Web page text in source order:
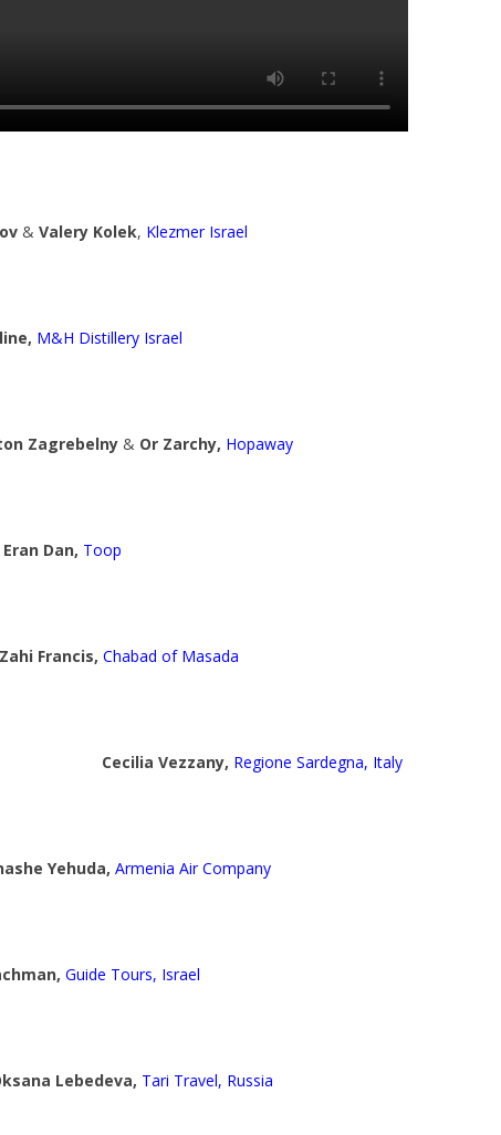
&Valery Kolek, Klezmer Israel
M&H Distillery Israel
Zagrebelny & Or Zarchy, Hopaway
Eran Dan, Toop
Francis, Chabad of Masada
Cecilia Vezzany, Regione Sardegna, Italy
Yehuda, Armenia Air Company
Guide Tours, Israel
Lebedeva, Tari Travel, Russia